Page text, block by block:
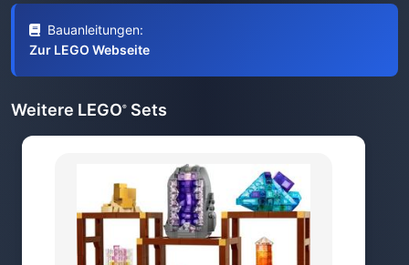
Bauanleitungen:
Zur LEGO Webseite
Weitere LEGO® Sets